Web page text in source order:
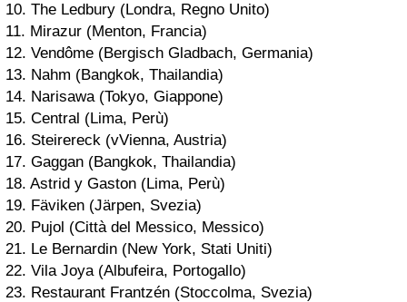
10. The Ledbury (Londra, Regno Unito)
11. Mirazur (Menton, Francia)
12. Vendôme (Bergisch Gladbach, Germania)
13. Nahm (Bangkok, Thailandia)
14. Narisawa (Tokyo, Giappone)
15. Central (Lima, Perù)
16. Steirereck (vVienna, Austria)
17. Gaggan (Bangkok, Thailandia)
18. Astrid y Gaston (Lima, Perù)
19. Fäviken (Järpen, Svezia)
20. Pujol (Città del Messico, Messico)
21. Le Bernardin (New York, Stati Uniti)
22. Vila Joya (Albufeira, Portogallo)
23. Restaurant Frantzén (Stoccolma, Svezia)